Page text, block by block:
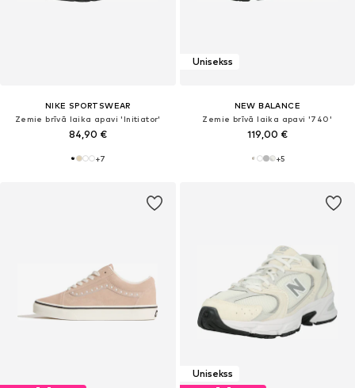
NIKE SPORTSWEAR
Zemie brīvā laika apavi 'Initiator'
84,90 €
+7
Unisekss
NEW BALANCE
Zemie brīvā laika apavi '740'
119,00 €
+5
Unisekss